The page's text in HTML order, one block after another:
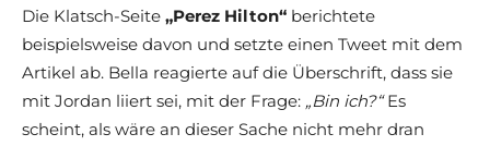
Die Klatsch-Seite „Perez Hilton“ berichtete
beispielsweise davon und setzte einen Tweet mit dem
Artikel ab. Bella reagierte auf die Überschrift, dass sie
mit Jordan liiert sei, mit der Frage: „Bin ich?“Es
scheint, als wäre an dieser Sache nicht mehr dran